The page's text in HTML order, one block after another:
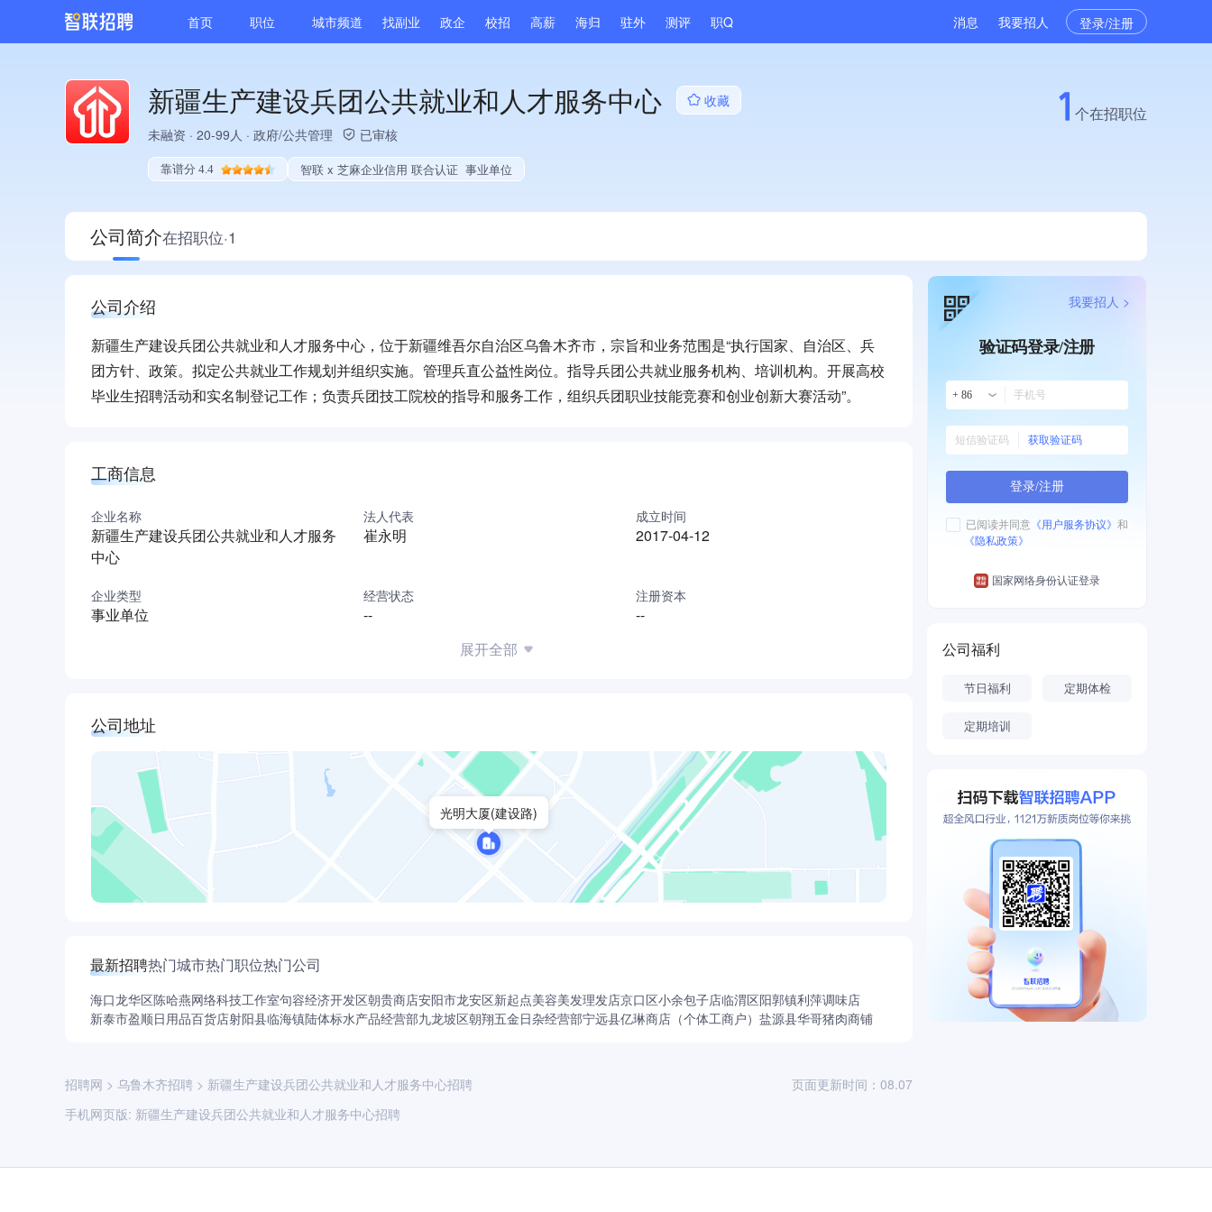
首页 职位 城市频道 找副业 政企 校招 高薪 海归 驻外 测评 职Q 消息 我要招人 登录/注册
新疆生产建设兵团公共就业和人才服务中心
收藏
未融资 · 20-99人 · 政府/公共管理 已审核
靠谱分 4.4 智联 x 芝麻企业信用 联合认证 事业单位
1 个在招职位
公司简介在招职位·1
公司介绍
新疆生产建设兵团公共就业和人才服务中心，位于新疆维吾尔自治区乌鲁木齐市，宗旨和业务范围是“执行国家、自治区、兵
团方针、政策。拟定公共就业工作规划并组织实施。管理兵直公益性岗位。指导兵团公共就业服务机构、培训机构。开展高校
毕业生招聘活动和实名制登记工作；负责兵团技工院校的指导和服务工作，组织兵团职业技能竞赛和创业创新大赛活动”。
工商信息
企业名称
新疆生产建设兵团公共就业和人才服务
中心
法人代表
崔永明
成立时间
2017-04-12
企业类型
事业单位
经营状态
--
注册资本
--
展开全部
公司地址
光明大厦(建设路)
最新招聘热门城市热门职位热门公司
海口龙华区陈哈燕网络科技工作室句容经济开发区朝贵商店安阳市龙安区新起点美容美发理发店京口区小余包子店临渭区阳郭镇利萍调味店
新泰市盈顺日用品百货店射阳县临海镇陆体标水产品经营部九龙坡区朝翔五金日杂经营部宁远县亿琳商店（个体工商户） 盐源县华哥猪肉商铺
招聘网 > 乌鲁木齐招聘 > 新疆生产建设兵团公共就业和人才服务中心招聘
手机网页版: 新疆生产建设兵团公共就业和人才服务中心招聘
页面更新时间：08.07
验证码登录/注册
+ 86
获取验证码
登录/注册
已阅读并同意 《用户服务协议》 和
《隐私政策》
国家网络身份认证登录
我要招人 >
公司福利
节日福利 定期体检
定期培训